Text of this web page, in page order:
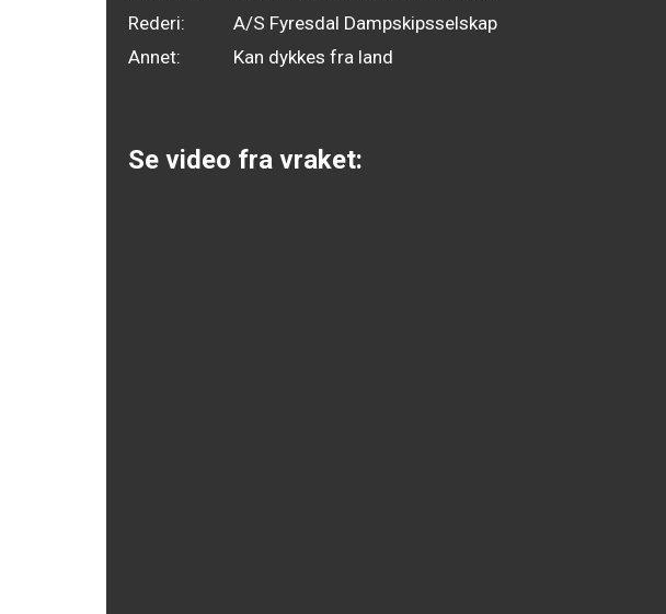
Rederi:
A/S Fyresdal Dampskipsselskap
Annet:
Kan dykkes fra land
Se video fra vraket: